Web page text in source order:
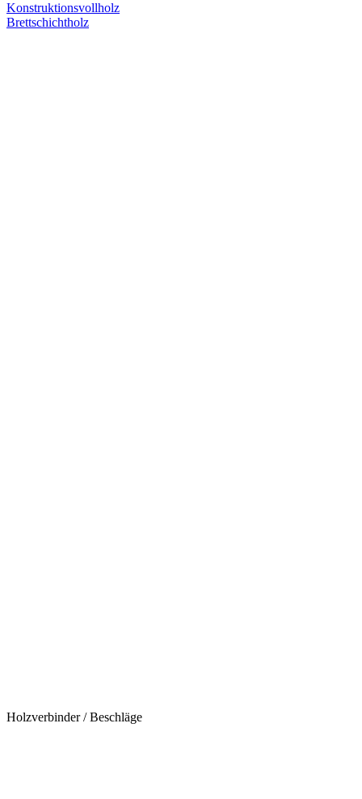
Konstruktionsvollholz
Brettschichtholz
Holzverbinder / Beschläge